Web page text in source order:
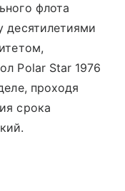
флота
десятилетиями
Polar Star 1976
проходя
срока